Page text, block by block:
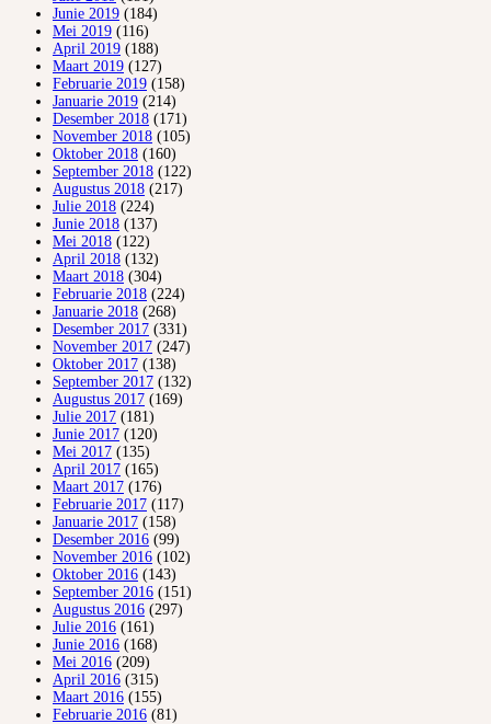
Junie 2019 (184)
Mei 2019 (116)
April 2019 (188)
Maart 2019 (127)
Februarie 2019 (158)
Januarie 2019 (214)
Desember 2018 (171)
November 2018 (105)
Oktober 2018 (160)
September 2018 (122)
Augustus 2018 (217)
Julie 2018 (224)
Junie 2018 (137)
Mei 2018 (122)
April 2018 (132)
Maart 2018 (304)
Februarie 2018 (224)
Januarie 2018 (268)
Desember 2017 (331)
November 2017 (247)
Oktober 2017 (138)
September 2017 (132)
Augustus 2017 (169)
Julie 2017 (181)
Junie 2017 (120)
Mei 2017 (135)
April 2017 (165)
Maart 2017 (176)
Februarie 2017 (117)
Januarie 2017 (158)
Desember 2016 (99)
November 2016 (102)
Oktober 2016 (143)
September 2016 (151)
Augustus 2016 (297)
Julie 2016 (161)
Junie 2016 (168)
Mei 2016 (209)
April 2016 (315)
Maart 2016 (155)
Februarie 2016 (81)